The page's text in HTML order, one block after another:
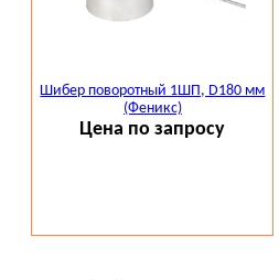
Шибер поворотный 1ШП, D180 мм
(Феникс)
Цена по запросу